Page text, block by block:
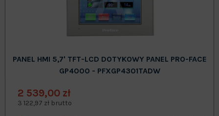
PANEL HMI 5,7' TFT-LCD DOTYKOWY PANEL PRO-FACE
GP4000 - PFXGP4301TADW
2 539,00 zł
3 122,97 zł brutto